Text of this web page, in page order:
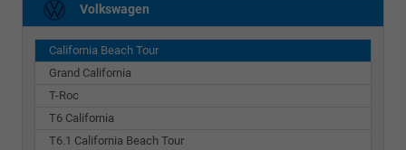
Volkswagen
California Beach Tour
Grand California
T-Roc
T6 California
T6.1 California Beach Tour